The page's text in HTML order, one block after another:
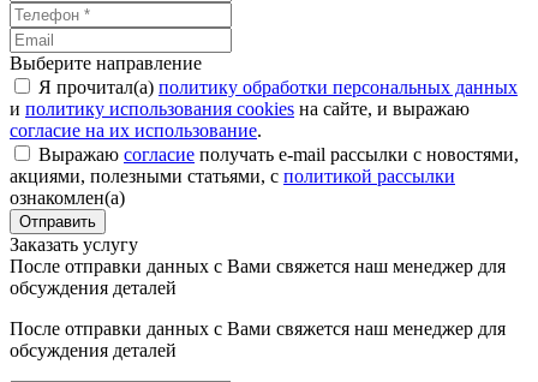
Выберите направление
Я прочитал(а) политику обработки персональных данных
и политику использования cookies на сайте, и выражаю
согласие на их использование.
Выражаю согласие получать e-mail рассылки с новостями,
акциями, полезными статьями, с политикой рассылки
ознакомлен(а)
Отправить
Заказать услугу
После отправки данных с Вами свяжется наш менеджер для
обсуждения деталей
После отправки данных с Вами свяжется наш менеджер для
обсуждения деталей